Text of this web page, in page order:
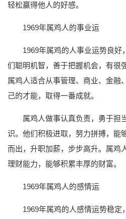
轻松赢得他人的好感。
1969年属鸡人的事业运
1969年属鸡的人事业运势良好
们聪明机智，善于把握机会，有很
属鸡人适合从事管理、商业、金融
己的才能，取得一番成就。
属鸡人做事认真负责，勇于担
识。他们积极进取，努力拼搏，能
而出，升职加薪，步步高升。属鸡
理财能力，能够积累丰厚的财富。
1969年属鸡人的感情运
1969年属鸡的人感情运势稳定